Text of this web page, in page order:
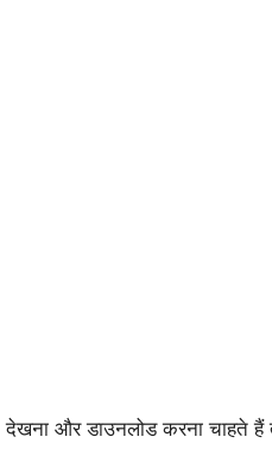
देखना और डाउनलोड करना चाहते हैं